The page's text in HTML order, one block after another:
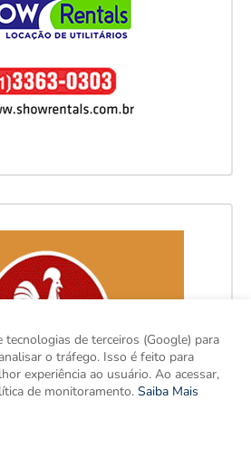
tecnologias de terceiros (Google) para
o tráfego. Isso é feito para
experiência ao usuário. Ao acessar,
de monitoramento. Saiba Mais